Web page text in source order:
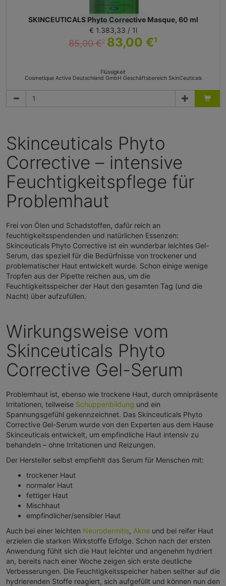
SKINCEUTICALS Phyto Corrective Masque, 60 ml
€ 1.383,33 / 1l
85,00 €2 83,00 €1
Flüssigkeit
Cosmetique Active Deutschland GmbH Geschäftsbereich SkinCeuticals
Skinceuticals Phyto
Corrective – intensive
Feuchtigkeitspflege für
Problemhaut
Frei von Ölen und Schadstoffen, dafür reich an
feuchtigkeitsspendenden und natürlichen Essenzen:
Skinceuticals Phyto Corrective ist ein wunderbar leichtes Gel-
Serum, das speziell für die Bedürfnisse von trockener und
problematischer Haut entwickelt wurde. Schon einige wenige
Tropfen aus der Pipette reichen aus, um die
Feuchtigkeitsspeicher der Haut den gesamten Tag (und die
Nacht) über aufzufüllen.
Wirkungsweise vom
Skinceuticals Phyto
Corrective Gel-Serum
Problemhaut ist, ebenso wie trockene Haut, durch omnipräsente
Irritationen, teilweise Schuppenbildung und ein
Spannungsgefühl gekennzeichnet. Das Skinceuticals Phyto
Corrective Gel-Serum wurde von den Experten aus dem Hause
Skinceuticals entwickelt, um empfindliche Haut intensiv zu
behandeln – ohne Irritationen und Reizungen.
Der Hersteller selbst empfiehlt das Serum für Menschen mit:
trockener Haut
normaler Haut
fettiger Haut
Mischhaut
empfindlicher/sensibler Haut
Auch bei einer leichten Neurodermitis, Akne und bei reifer Haut
erzielen die starken Wirkstoffe Erfolge. Schon nach der ersten
Anwendung fühlt sich die Haut leichter und angenehm hydriert
an, bereits nach einer Woche zeigen sich erste deutliche
Verbesserungen. Die Feuchtigkeitsspeicher haben seither auf die
hydrierenden Stoffe reagiert, sich aufgefüllt und können nun den